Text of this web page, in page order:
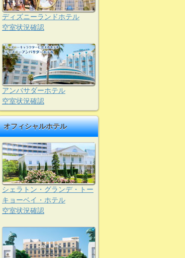
ディズニーランドホテル
空室状況確認
アンバサダーホテル
空室状況確認
オフィシャルホテル
シェラトン・グランデ・トー
キョーベイ・ホテル
空室状況確認